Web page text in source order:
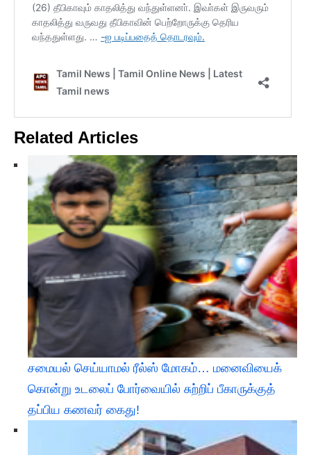
Related Articles
சமையல் செய்யாமல் ரீல்ஸ் மோகம்… மனைவியைக்
கொன்று உடலைப் போர்வையில் சுற்றிப் பீகாருக்குத்
தப்பிய கணவர் கைது!